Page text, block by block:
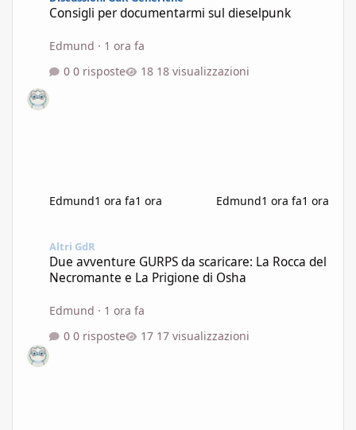
Consigli per documentarmi sul dieselpunk
Edmund · 1 ora fa
0 risposte
18 visualizzazioni
Edmund1 ora fa1 ora Edmund1 ora fa1 ora
Altri GdR
Due avventure GURPS da scaricare: La Rocca del
Necromante e La Prigione di Osha
Edmund · 1 ora fa
0 risposte
17 visualizzazioni